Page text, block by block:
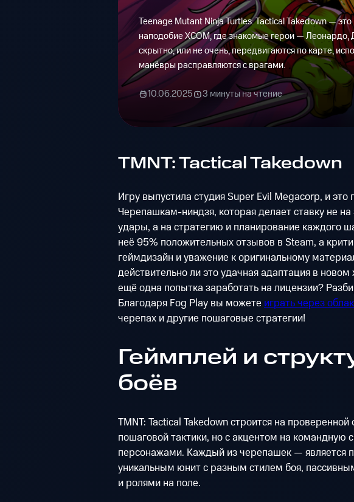
Teenage Mutant Ninja Turtles: Tactical Takedown — это
наподобие XCOM, где знакомые герои —
скрытно, или не очень, передвигаются по карте,
манёвры расправляются с врагами.
10.06.2025 3 минуты на чтение
TMNT: Tactical Takedown
Игру выпустила студия Super Evil Megacorp, и это
Черепашкам-ниндзя, которая делает ставку не
удары, а на стратегию и планирование каждого
неё 95% положительных отзывов в Steam, а
геймдизайн и уважение к оригинальному
действительно ли это удачная адаптация в
ещё одна попытка заработать на лицензии?
Благодаря Fog Play вы можете играть через
черепах и другие пошаговые стратегии!
Геймплей и
боёв
TMNT: Tactical Takedown строится на
пошаговой тактики, но с акцентом на командную
персонажами. Каждый из черепашек — является
уникальным юнит с разным стилем боя,
и ролями на поле.